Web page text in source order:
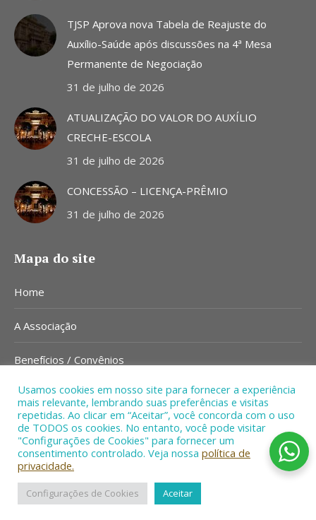
TJSP Aprova nova Tabela de Reajuste do
Auxílio-Saúde após discussões na 4ª Mesa
Permanente de Negociação
31 de julho de 2026
ATUALIZAÇÃO DO VALOR DO AUXÍLIO
CRECHE-ESCOLA
31 de julho de 2026
CONCESSÃO – LICENÇA-PRÊMIO
31 de julho de 2026
Mapa do site
Home
A Associação
Benefícios / Convênios
Notícias
Contato
© 2022-2024 Serventuários. Todos os direitos Reservado.
Usamos cookies em nosso site para fornecer a experiência
mais relevante, lembrando suas preferências e visitas
repetidas. Ao clicar em “Aceitar”, você concorda com o uso
de TODOS os cookies. No entanto, você pode visitar
"Configurações de Cookies" para fornecer um
consentimento controlado. Veja nossa política de
privacidade.
Configurações de Cookies Aceitar